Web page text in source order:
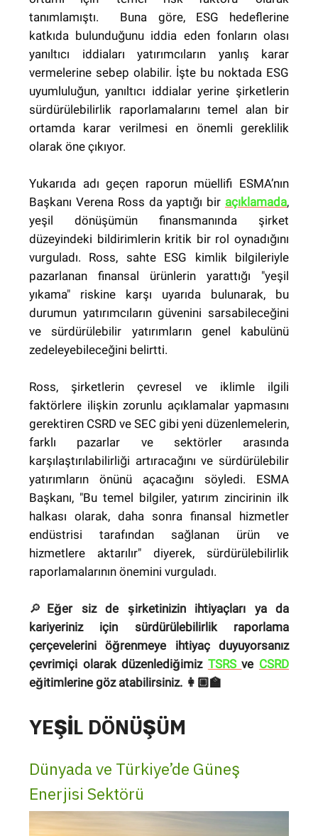
tanımlamıştı. Buna göre, ESG hedeflerine
katkıda bulunduğunu iddia eden fonların olası
yanıltıcı iddiaları yatırımcıların yanlış karar
vermelerine sebep olabilir. İşte bu noktada ESG
uyumluluğun, yanıltıcı iddialar yerine şirketlerin
sürdürülebilirlik raporlamalarını temel alan bir
ortamda karar verilmesi en önemli gereklilik
olarak öne çıkıyor.
Yukarıda adı geçen raporun müellifi ESMA’nın
Başkanı Verena Ross da yaptığı bir açıklamada,
yeşil dönüşümün finansmanında şirket
düzeyindeki bildirimlerin kritik bir rol oynadığını
vurguladı. Ross, sahte ESG kimlik bilgileriyle
pazarlanan finansal ürünlerin yarattığı "yeşil
yıkama" riskine karşı uyarıda bulunarak, bu
durumun yatırımcıların güvenini sarsabileceğini
ve sürdürülebilir yatırımların genel kabulünü
zedeleyebileceğini belirtti.
Ross, şirketlerin çevresel ve iklimle ilgili
faktörlere ilişkin zorunlu açıklamalar yapmasını
gerektiren CSRD ve SEC gibi yeni düzenlemelerin,
farklı pazarlar ve sektörler arasında
karşılaştırılabilirliği artıracağını ve sürdürülebilir
yatırımların önünü açacağını söyledi. ESMA
Başkanı, "Bu temel bilgiler, yatırım zincirinin ilk
halkası olarak, daha sonra finansal hizmetler
endüstrisi tarafından sağlanan ürün ve
hizmetlere aktarılır" diyerek, sürdürülebilirlik
raporlamalarının önemini vurguladı.
🔎 Eğer siz de şirketinizin ihtiyaçları ya da
kariyeriniz için sürdürülebilirlik raporlama
çerçevelerini öğrenmeye ihtiyaç duyuyorsanız
çevrimiçi olarak düzenlediğimiz TSRSve CSRD
eğitimlerine göz atabilirsiniz. 👩🏼‍🏫
YEŞİL DÖNÜŞÜM
Dünyada ve Türkiye’de Güneş
Enerjisi Sektörü